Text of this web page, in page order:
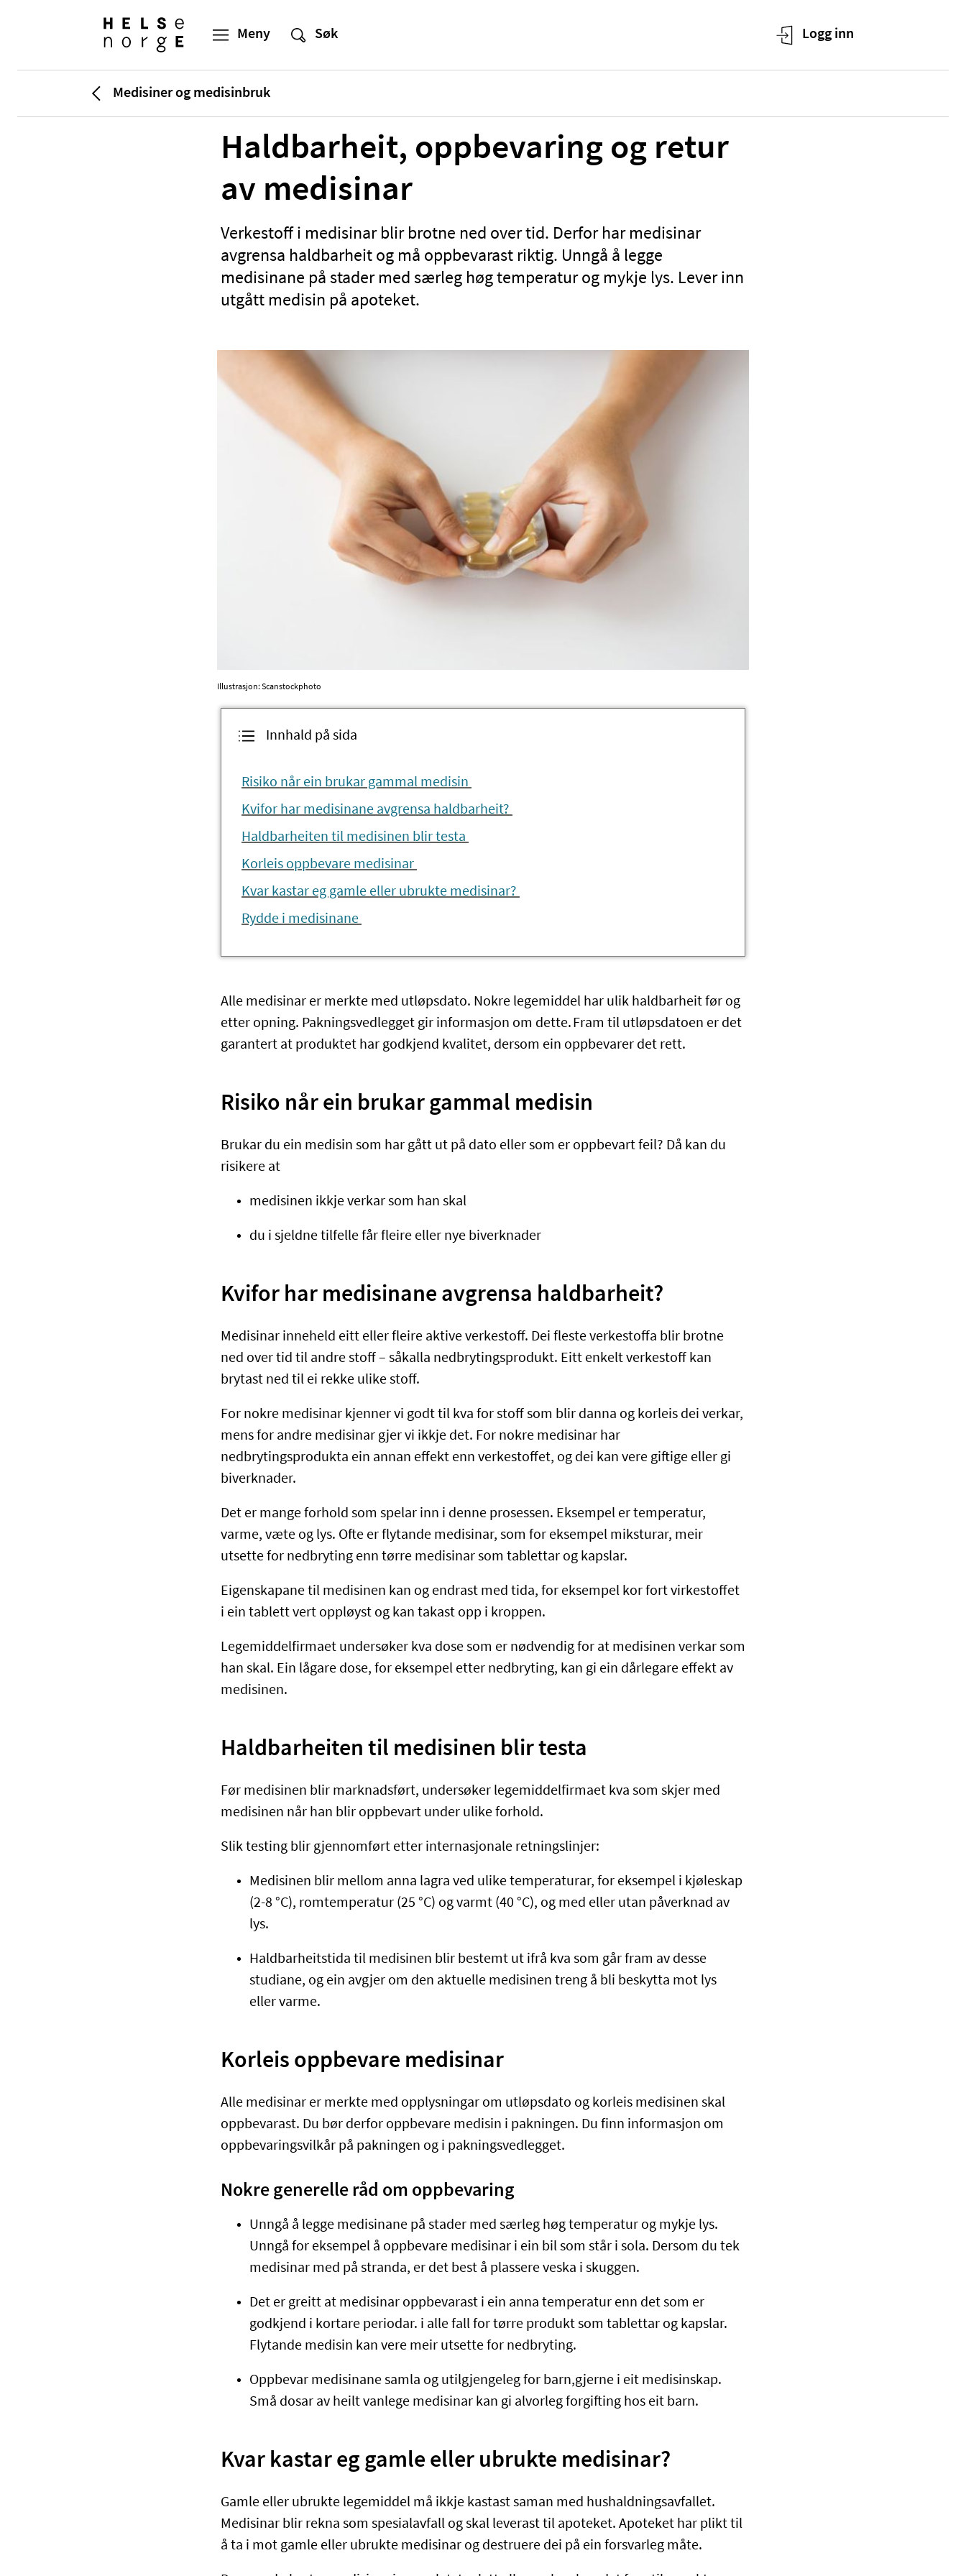
Medisiner og medisinbruk
Haldbarheit, oppbevaring og retur
av medisinar
Verkestoff i medisinar blir brotne ned over tid. Derfor har medisinar
avgrensa haldbarheit og må oppbevarast riktig. Unngå å legge
medisinane på stader med særleg høg temperatur og mykje lys. Lever inn
utgått medisin på apoteket.
Illustrasjon: Scanstockphoto
Innhald på sida
Risiko når ein brukar gammal medisin
Kvifor har medisinane avgrensa haldbarheit?
Haldbarheiten til medisinen blir testa
Korleis oppbevare medisinar
Kvar kastar eg gamle eller ubrukte medisinar?
Rydde i medisinane
Alle medisinar er merkte med utløpsdato. Nokre legemiddel har ulik haldbarheit før og
etter opning. Pakningsvedlegget gir informasjon om dette. Fram til utløpsdatoen er det
garantert at produktet har godkjend kvalitet, dersom ein oppbevarer det rett.
Risiko når ein brukar gammal medisin
Brukar du ein medisin som har gått ut på dato eller som er oppbevart feil? Då kan du
risikere at
medisinen ikkje verkar som han skal
du i sjeldne tilfelle får fleire eller nye biverknader
Kvifor har medisinane avgrensa haldbarheit?
Medisinar inneheld eitt eller fleire aktive verkestoff. Dei fleste verkestoffa blir brotne
ned over tid til andre stoff – såkalla nedbrytingsprodukt. Eitt enkelt verkestoff kan
brytast ned til ei rekke ulike stoff.
For nokre medisinar kjenner vi godt til kva for stoff som blir danna og korleis dei verkar,
mens for andre medisinar gjer vi ikkje det. For nokre medisinar har
nedbrytingsprodukta ein annan effekt enn verkestoffet, og dei kan vere giftige eller gi
biverknader.
Det er mange forhold som spelar inn i denne prosessen. Eksempel er temperatur,
varme, væte og lys. Ofte er flytande medisinar, som for eksempel miksturar, meir
utsette for nedbryting enn tørre medisinar som tablettar og kapslar.
Eigenskapane til medisinen kan og endrast med tida, for eksempel kor fort virkestoffet
i ein tablett vert oppløyst og kan takast opp i kroppen.
Legemiddelfirmaet undersøker kva dose som er nødvendig for at medisinen verkar som
han skal. Ein lågare dose, for eksempel etter nedbryting, kan gi ein dårlegare effekt av
medisinen.
Haldbarheiten til medisinen blir testa
Før medisinen blir marknadsført, undersøker legemiddelfirmaet kva som skjer med
medisinen når han blir oppbevart under ulike forhold.
Slik testing blir gjennomført etter internasjonale retningslinjer:
Medisinen blir mellom anna lagra ved ulike temperaturar, for eksempel i kjøleskap
(2-8 °C), romtemperatur (25 °C) og varmt (40 °C), og med eller utan påverknad av
lys.
Haldbarheitstida til medisinen blir bestemt ut ifrå kva som går fram av desse
studiane, og ein avgjer om den aktuelle medisinen treng å bli beskytta mot lys
eller varme.
Korleis oppbevare medisinar
Alle medisinar er merkte med opplysningar om utløpsdato og korleis medisinen skal
oppbevarast. Du bør derfor oppbevare medisin i pakningen. Du finn informasjon om
oppbevaringsvilkår på pakningen og i pakningsvedlegget.
Nokre generelle råd om oppbevaring
Unngå å legge medisinane på stader med særleg høg temperatur og mykje lys.
Unngå for eksempel å oppbevare medisinar i ein bil som står i sola. Dersom du tek
medisinar med på stranda, er det best å plassere veska i skuggen.
Det er greitt at medisinar oppbevarast i ein anna temperatur enn det som er
godkjend i kortare periodar. i alle fall for tørre produkt som tablettar og kapslar.
Flytande medisin kan vere meir utsette for nedbryting.
Oppbevar medisinane samla og utilgjengeleg for barn,gjerne i eit medisinskap.
Små dosar av heilt vanlege medisinar kan gi alvorleg forgifting hos eit barn.
Kvar kastar eg gamle eller ubrukte medisinar?
​Gamle eller ubrukte legemiddel må ikkje kastast saman med hushaldningsavfallet.
Medisinar blir rekna som spesialavfall og skal leverast til apoteket. Apoteket har plikt til
å ta i mot gamle eller ubrukte medisinar og destruere dei på ein forsvarleg måte.